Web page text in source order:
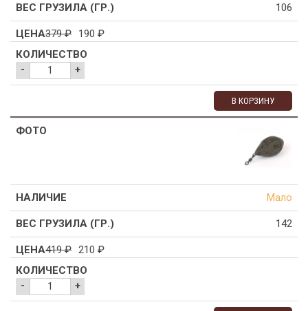
106
379₽ 190 ₽
- +
В КОРЗИНУ
Мало
142
419₽ 210 ₽
- +